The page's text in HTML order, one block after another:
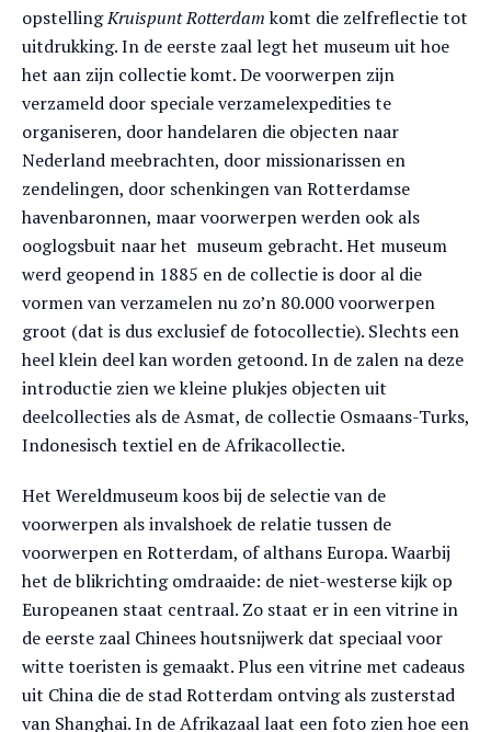
opstellingKruispunt Rotterdamkomt die zelfreflectie tot
uitdrukking. In de eerste zaal legt het museum uit hoe
het aan zijn collectie komt. De voorwerpen zijn
verzameld door speciale verzamelexpedities te
organiseren, door handelaren die objecten naar
Nederland meebrachten, door missionarissen en
zendelingen, door schenkingen van Rotterdamse
havenbaronnen, maar voorwerpen werden ook als
ooglogsbuit naar het museum gebracht. Het museum
werd geopend in 1885 en de collectie is door al die
vormen van verzamelen nu zo’n 80.000 voorwerpen
groot (dat is dus exclusief de fotocollectie). Slechts een
heel klein deel kan worden getoond. In de zalen na deze
introductie zien we kleine plukjes objecten uit
deelcollecties als de Asmat, de collectie Osmaans-Turks,
Indonesisch textiel en de Afrikacollectie.
Het Wereldmuseum koos bij de selectie van de
voorwerpen als invalshoek de relatie tussen de
voorwerpen en Rotterdam, of althans Europa. Waarbij
het de blikrichting omdraaide: de niet-westerse kijk op
Europeanen staat centraal. Zo staat er in een vitrine in
de eerste zaal Chinees houtsnijwerk dat speciaal voor
witte toeristen is gemaakt. Plus een vitrine met cadeaus
uit China die de stad Rotterdam ontving als zusterstad
van Shanghai. In de Afrikazaal laat een foto zien hoe een